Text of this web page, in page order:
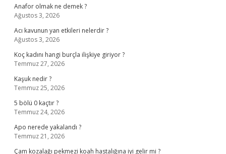
Anafor olmak ne demek ?
Ağustos 3, 2026
Acı kavunun yan etkileri nelerdir ?
Ağustos 3, 2026
Koç kadını hangi burçla ilişkiye giriyor ?
Temmuz 27, 2026
Kaşuk nedir ?
Temmuz 25, 2026
5 bölü 0 kaçtır ?
Temmuz 24, 2026
Apo nerede yakalandı ?
Temmuz 21, 2026
Çam kozalağı pekmezi koah hastalığına iyi gelir mi ?